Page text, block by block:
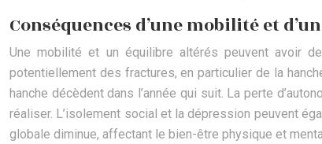
Conséquences d’une mobilité et
Une mobilité et un équilibre altérés peuvent avoir
potentiellement des fractures, en particulier de la
hanche décèdent dans l’année qui suit. La perte
réaliser. L’isolement social et la dépression peuvent
globale diminue, affectant le bien-être physique et